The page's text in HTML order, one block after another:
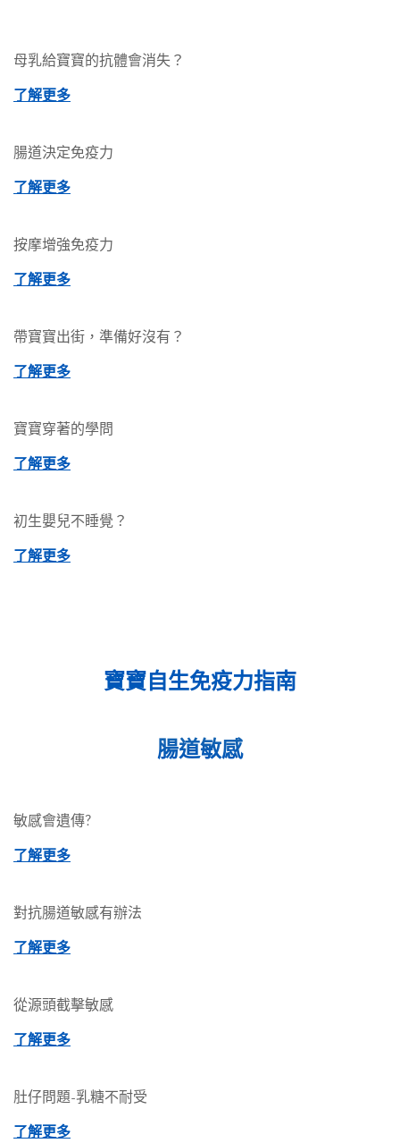
母乳給寶寶的抗體會消失？
了解更多
腸道決定免疫力
了解更多
按摩增強免疫力
了解更多
帶寶寶出街，準備好沒有？
了解更多
寶寶穿著的學問
了解更多
初生嬰兒不睡覺？
了解更多
寶寶自生免疫力指南
腸道敏感
敏感會遺傳?
了解更多
對抗腸道敏感有辦法
了解更多
從源頭截擊敏感
了解更多
肚仔問題-乳糖不耐受
了解更多